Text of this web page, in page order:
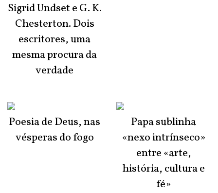
Sigrid Undset e G. K.
Chesterton. Dois
escritores, uma
mesma procura da
verdade
Poesia de Deus, nas
vésperas do fogo
Papa sublinha
«nexo intrínseco»
entre «arte,
história, cultura e
fé»